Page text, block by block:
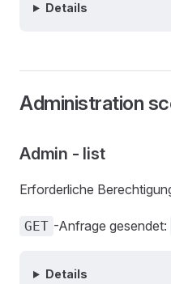
Details
Administration
Admin - list
Erforderliche
GET -Anfrage gesendet:
Details